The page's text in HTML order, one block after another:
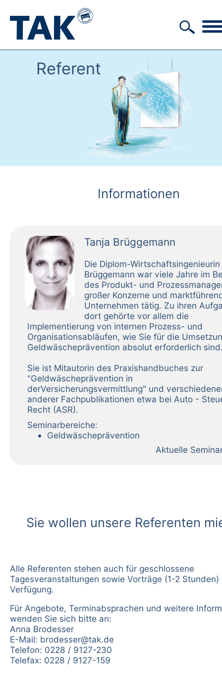
Referent
Informationen
Tanja Brüggemann
Die Diplom-Wirtschaftsingenieurin
Brüggemann war viele Jahre im
des Produkt- und
großer Konzerne und
Unternehmen tätig. Zu ihren
dort gehörte vor allem die
Implementierung von internen Prozess- und
Organisationsabläufen, wie Sie für die
Geldwäscheprävention absolut erforderlich
Sie ist Mitautorin des Praxishandbuches zur
"Geldwäscheprävention in
derVersicherungsvermittlung" und
anderer Fachpublikationen etwa bei Auto -
Recht (ASR).
Seminarbereiche:
Geldwäscheprävention
Aktuelle
Sie wollen unsere Referenten
Alle Referenten stehen auch für geschlossene
Tagesveranstaltungen sowie Vorträge (1-2 Stunden)
Verfügung.
Für Angebote, Terminabsprachen und weitere
wenden Sie sich bitte an:
Anna Brodesser
E-Mail: brodesser@tak.de
Telefon: 0228 / 9127-230
Telefax: 0228 / 9127-159